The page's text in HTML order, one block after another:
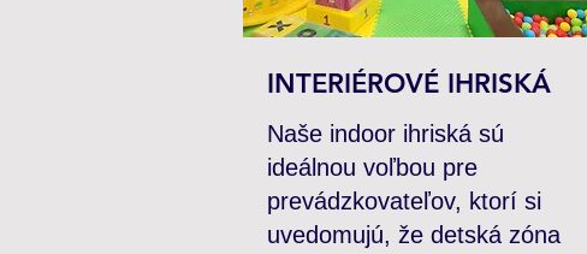
INTERIÉROVÉ IHRISKÁ
Naše indoor ihriská sú
ideálnou voľbou pre
prevádzkovateľov, ktorí si
uvedomujú, že detská zóna